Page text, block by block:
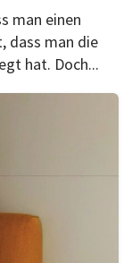
man einen
dass man die
hat. Doch...